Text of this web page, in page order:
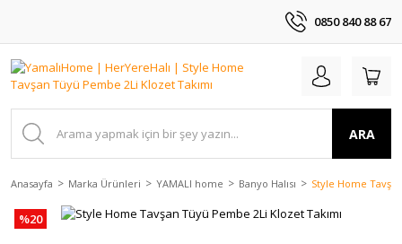
0850 840 88 67
ARA
Anasayfa Marka Ürünleri YAMALI home Banyo Halısı Style Home
%20